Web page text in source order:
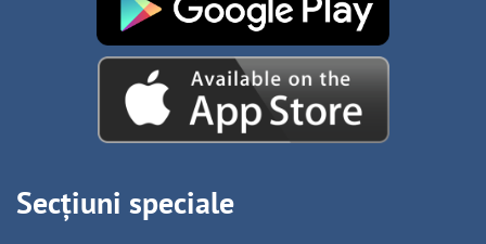
Secțiuni speciale